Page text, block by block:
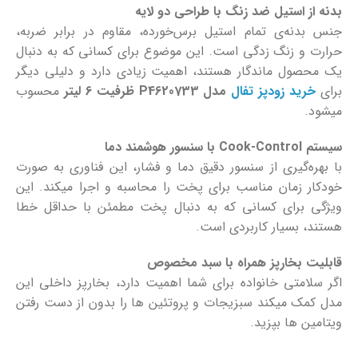
بدنه از استیل ضد زنگ با طراحی دو لایه
جنس بدنه‌ی تمام استیل برس‌خورده، مقاوم در برابر ضربه،
حرارت و زنگ‌ زدگی است. این موضوع برای کسانی که به ‌دنبال
یک محصول ماندگار هستند، اهمیت زیادی دارد و دلیلی دیگر
برای خرید زودپز تفال مدل ظرفیت 6 لیتر
محسوب
میشود.
سیستم
با سنسور هوشمند دما
با بهره‌گیری از سنسور دقیق دما و فشار، این فناوری به ‌صورت
خودکار زمان مناسب برای پخت را محاسبه و اجرا میکند. این
ویژگی برای کسانی که به دنبال پخت مطمئن با حداقل خطا
هستند، بسیار کاربردی است.
قابلیت بخارپز همراه با سبد مخصوص
اگر سلامتی خانواده برای شما اهمیت دارد، بخارپز داخلی این
مدل کمک میکند سبزیجات و پروتئین ‌ها را بدون از دست رفتن
ویتامین ‌ها بپزید.